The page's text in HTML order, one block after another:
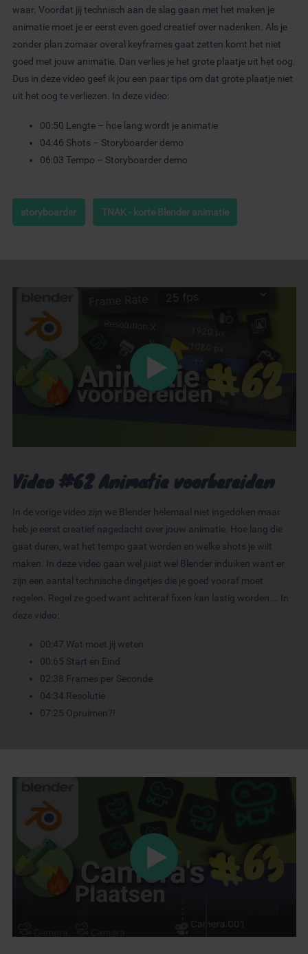
waar. Voordat jij technisch aan de slag gaan met het maken je
animatie moet je er eerst even goed creatief over nadenken. Als je
zonder plan zomaar overal keyframes gaat zetten komt het niet
goed met jouw animatie. Dan verlies je het grote plaatje uit het oog.
Dus in deze video geef ik jou een paar tips om dat grote plaatje niet
uit het oog te verliezen. In deze video:
00:50 Lengte – hoe lang wordt je animatie
04:46 Shots – Storyboarder demo
06:03 Tempo – Storyboarder demo
storyboarder TNAK - korte Blender animatie
Video #62 Animatie voorbereiden
In de vorige video zijn we Blender helemaal niet ingedoken maar
heb je eerst creatief nagedacht over jouw animatie. Hoe lang die
gaat duren, wat het tempo gaat worden en welke shots je wilt
maken. In deze video gaan wel juist wel Blender induiken want er
zijn een aantal technische dingetjes die je goed vooraf moet
regelen. Regel ze goed want achteraf fixen kan lastig worden…. In
deze video:
00:47 Wat moet jij weten
00:65 Start en Eind
02:38 Frames per Seconde
04:34 Resolutie
07:25 Opruimen?!